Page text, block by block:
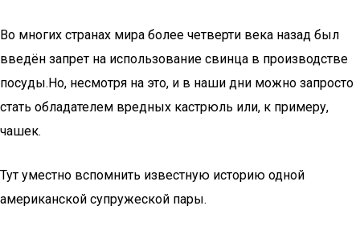
Во многих странах мира более четверти века назад был
введён запрет на использование свинца в производстве
посуды.Но, несмотря на это, и в наши дни можно запросто
стать обладателем вредных кастрюль или, к примеру,
чашек.
Тут уместно вспомнить известную историю одной
американской супружеской пары.